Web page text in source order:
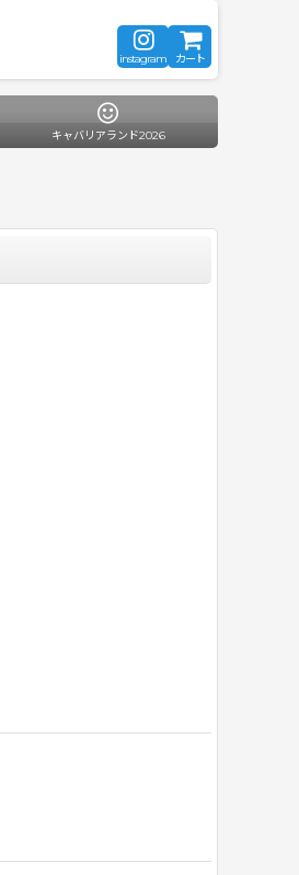
instagram カート
キャバリアランド2026